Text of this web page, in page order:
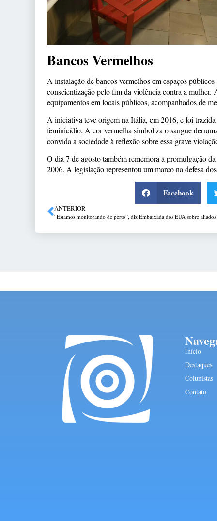
Bancos Vermelhos
A instalação de bancos vermelhos em espaços
conscientização pelo fim da violência contra a mulher.
equipamentos em locais públicos, acompanhados de
A iniciativa teve origem na Itália, em 2016, e foi
feminicídio. A cor vermelha simboliza o sangue
convida a sociedade à reflexão sobre essa grave
O dia 7 de agosto também rememora a promulgação
2006. A legislação representou um marco na defesa
Facebook
ANTERIOR
Início
Destaques
Colunistas
Contato